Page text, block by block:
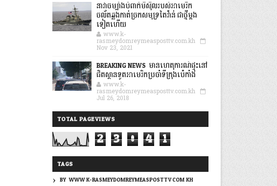
នាវាចម្បាំងបំពាក់មីស៊ីលរបស់អាមេរិក
ចល័តឆ្លងកាត់ច្រកសមុទ្រតៃវ៉ាន់ ជាថ្មីម្តង
ទៀតហើយ
www.k-
rasmeydomreymeasposttv.com.kh
Nov 23, 2021
BREAKING NEWS: មានហេតុការណ៍ផ្ទុះនៅ
ជិតស្ថានទូតអាមេរិកប្រចាំទីក្រុងប៉េកាំង
www.k-
rasmeydomreymeasposttv.com.kh
Jul 26, 2018
TOTAL PAGEVIEWS
2 3 0 4 1
TAGS
BY: WWW.K-RASMEYDOMREYMEASPOSTTV.COM.KH